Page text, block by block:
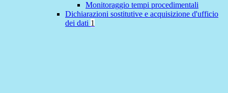
Monitoraggio tempi procedimentali
Dichiarazioni sostitutive e acquisizione d'ufficio
dei dati 1